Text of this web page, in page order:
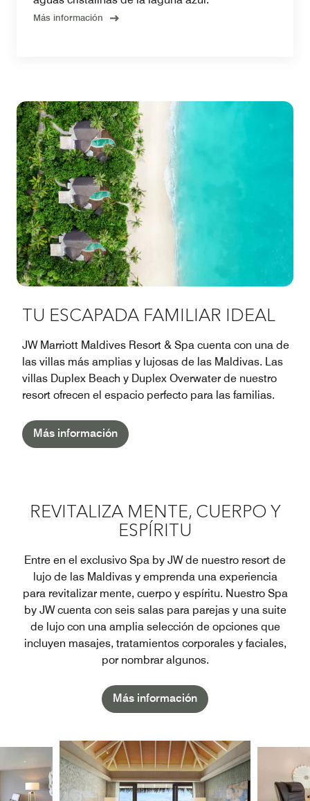
Más información
TU ESCAPADA FAMILIAR IDEAL
JW Marriott Maldives Resort & Spa cuenta con una de
las villas más amplias y lujosas de las Maldivas. Las
villas Duplex Beach y Duplex Overwater de nuestro
resort ofrecen el espacio perfecto para las familias.
Más información
REVITALIZA MENTE, CUERPO Y
ESPÍRITU
Entre en el exclusivo Spa by JW de nuestro resort de
lujo de las Maldivas y emprenda una experiencia
para revitalizar mente, cuerpo y espíritu. Nuestro Spa
by JW cuenta con seis salas para parejas y una suite
de lujo con una amplia selección de opciones que
incluyen masajes, tratamientos corporales y faciales,
por nombrar algunos.
Más información